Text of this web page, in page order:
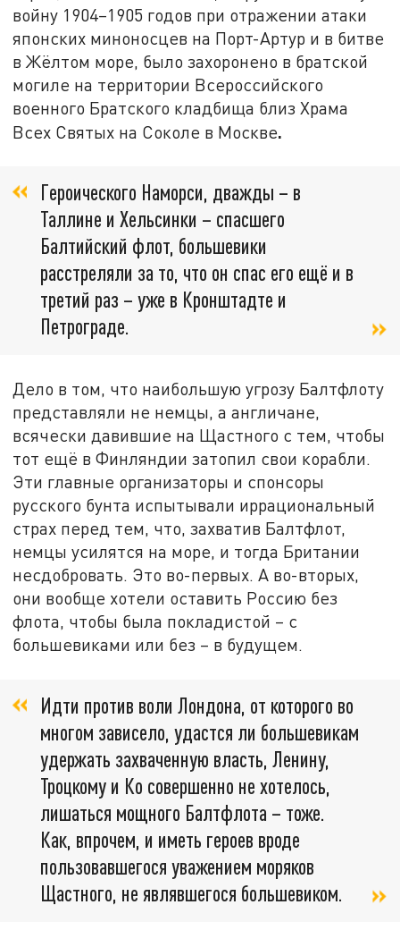
войну 1904–1905 годов при отражении атаки
японских миноносцев на Порт-Артур и в битве
в Жёлтом море, было захоронено в братской
могиле на территории Всероссийского
военного Братского кладбища близ Храма
Всех Святых на Соколе в Москве.
Героического Наморси, дважды – в
Таллине и Хельсинки – спасшего
Балтийский флот, большевики
расстреляли за то, что он спас его ещё и в
третий раз – уже в Кронштадте и
Петрограде.
Дело в том, что наибольшую угрозу Балтфлоту
представляли не немцы, а англичане,
всячески давившие на Щастного с тем, чтобы
тот ещё в Финляндии затопил свои корабли.
Эти главные организаторы и спонсоры
русского бунта испытывали иррациональный
страх перед тем, что, захватив Балтфлот,
немцы усилятся на море, и тогда Британии
несдобровать. Это во-первых. А во-вторых,
они вообще хотели оставить Россию без
флота, чтобы была покладистой – с
большевиками или без – в будущем.
Идти против воли Лондона, от которого во
многом зависело, удастся ли большевикам
удержать захваченную власть, Ленину,
Троцкому и Ко совершенно не хотелось,
лишаться мощного Балтфлота – тоже.
Как, впрочем, и иметь героев вроде
пользовавшегося уважением моряков
Щастного, не являвшегося большевиком.